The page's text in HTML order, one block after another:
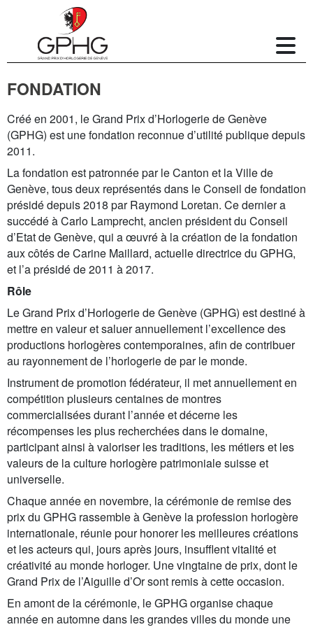
FONDATION
Créé en 2001, le Grand Prix d’Horlogerie de Genève
(GPHG) est une fondation reconnue d’utilité publique depuis
2011.
La fondation est patronnée par le Canton et la Ville de
Genève, tous deux représentés dans le Conseil de fondation
présidé depuis 2018 par Raymond Loretan. Ce dernier a
succédé à Carlo Lamprecht, ancien président du Conseil
d’Etat de Genève, qui a œuvré à la création de la fondation
aux côtés de Carine Maillard, actuelle directrice du GPHG,
et l’a présidé de 2011 à 2017.
Rôle
Le Grand Prix d’Horlogerie de Genève (GPHG) est destiné à
mettre en valeur et saluer annuellement l’excellence des
productions horlogères contemporaines, afin de contribuer
au rayonnement de l’horlogerie de par le monde.
Instrument de promotion fédérateur, il met annuellement en
compétition plusieurs centaines de montres
commercialisées durant l’année et décerne les
récompenses les plus recherchées dans le domaine,
participant ainsi à valoriser les traditions, les métiers et les
valeurs de la culture horlogère patrimoniale suisse et
universelle.
Chaque année en novembre, la cérémonie de remise des
prix du GPHG rassemble à Genève la profession horlogère
internationale, réunie pour honorer les meilleures créations
et les acteurs qui, jours après jours, insufflent vitalité et
créativité au monde horloger. Une vingtaine de prix, dont le
Grand Prix de l’Aiguille d’Or sont remis à cette occasion.
En amont de la cérémonie, le GPHG organise chaque
année en automne dans les grandes villes du monde une